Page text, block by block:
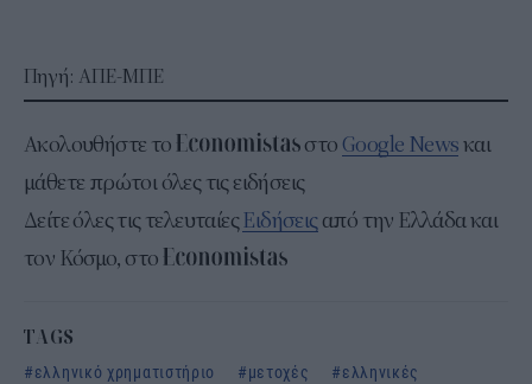
Πηγή: ΑΠΕ-ΜΠΕ
Ακολουθήστε το στο Google Newsκαι
μάθετε πρώτοι όλες τις ειδήσεις
Δείτε όλες τις τελευταίεςΕιδήσειςαπό την Ελλάδα και
τον Κόσμο, στο
TAGS
ελληνικό χρηματιστήριο
μετοχές
ελληνικές